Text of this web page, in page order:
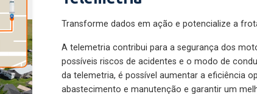
Transforme dados em ação e potencialize a
A telemetria contribui para a segurança dos
possíveis riscos de acidentes e o modo de
da telemetria, é possível aumentar a eficiência
abastecimento e manutenção e garantir um